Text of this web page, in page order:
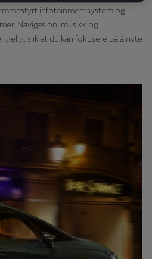
infotainmentsystem og
Navigasjon, musikk og
slik at du kan fokusere på å nyte